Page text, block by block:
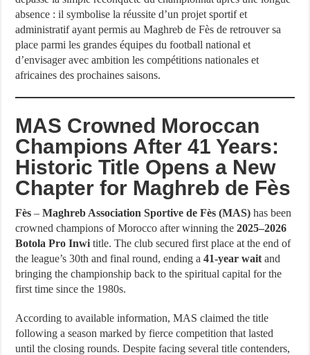
absence : il symbolise la réussite d’un projet sportif et
administratif ayant permis au Maghreb de Fès de retrouver sa
place parmi les grandes équipes du football national et
d’envisager avec ambition les compétitions nationales et
africaines des prochaines saisons.
MAS Crowned Moroccan
Champions After 41 Years:
Historic Title Opens a New
Chapter for Maghreb de Fès
Fès –Maghreb Association Sportive de Fès (MAS) has been
crowned champions of Morocco after winning the2025–2026
Botola Pro Inwi title. The club secured first place at the end of
the league’s 30th and final round, ending a41-year wait and
bringing the championship back to the spiritual capital for the
first time since the 1980s.
According to available information, MAS claimed the title
following a season marked by fierce competition that lasted
until the closing rounds. Despite facing several title contenders,